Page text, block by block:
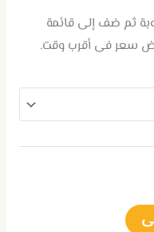
ثم ضف إلى قائمة
سعر فى أقرب وقت.